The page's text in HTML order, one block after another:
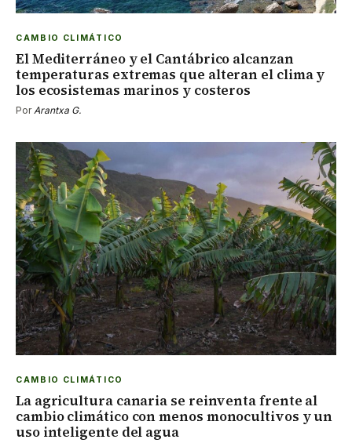
CAMBIO CLIMÁTICO
El Mediterráneo y el Cantábrico alcanzan
temperaturas extremas que alteran el clima y
los ecosistemas marinos y costeros
PorArantxa G.
CAMBIO CLIMÁTICO
La agricultura canaria se reinventa frente al
cambio climático con menos monocultivos y un
uso inteligente del agua